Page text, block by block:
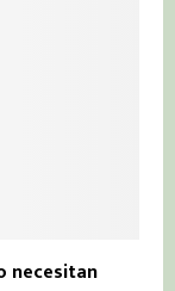
necesitan